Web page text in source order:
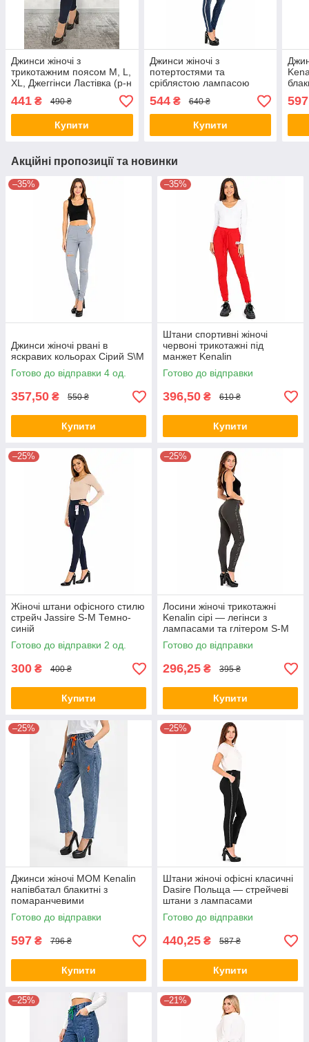
Джинси жіночі з
трикотажним поясом M, L,
XL, Джеггінси Ластівка (р-н
М, Синій джинс)
441 ₴ 490 ₴
Купити
Джинси жіночі з
потертостями та
сріблястою лампасою
розмір 27 (S) Синій
544₴ 640 ₴
Купити
28
597
Акційні пропозиції та новинки
–35%
Джинси жіночі рвані в
яскравих кольорах Сірий S\M
Готово до відправки 4 од.
357,50 ₴ 550 ₴
Купити
–35%
Штани спортивні жіночі
червоні трикотажні під
манжет Kenalin
Готово до відправки
396,50 ₴ 610 ₴
Купити
–25%
Жіночі штани офісного стилю
стрейч Jassire S-M Темно-
синій
Готово до відправки 2 од.
300 ₴ 400 ₴
Купити
–25%
Лосини жіночі трикотажні
Kenalin сірі — легінси з
лампасами та глітером S-M
Готово до відправки
296,25 ₴ 395 ₴
Купити
–25%
Джинси жіночі МОМ Kenalin
напівбатал блакитні з
помаранчевими
потертостями та шнурком 28
Готово до відправки
597 ₴ 796 ₴
Купити
–25%
Штани жіночі офісні класичні
Dasire Польща — стрейчеві
штани з лампасами
Готово до відправки
440,25 ₴ 587 ₴
Купити
–25% –21%